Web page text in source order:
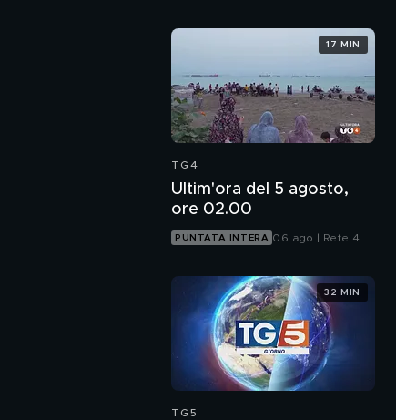
TG4
Ultim'ora del 5 agosto,
ore 02.00
PUNTATA INTERA 06 ago | Rete 4
17 MIN
TG5
32 MIN